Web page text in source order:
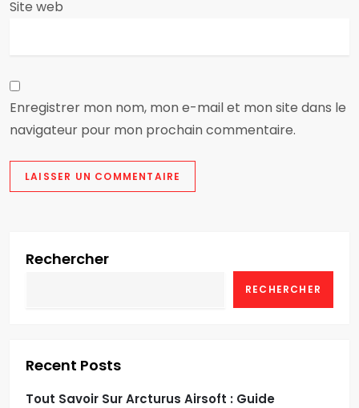
Site web
Enregistrer mon nom, mon e-mail et mon site dans le
navigateur pour mon prochain commentaire.
Rechercher
RECHERCHER
Recent Posts
Tout Savoir Sur Arcturus Airsoft : Guide